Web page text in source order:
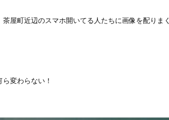
屋町近辺のスマホ開いてる人たちに画像を配りまく
変わらない！